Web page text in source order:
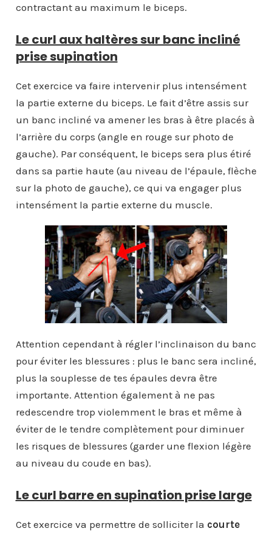
contractant au maximum le biceps.
Le curl aux haltères sur banc incliné
prise supination
Cet exercice va faire intervenir plus intensément
la partie externe du biceps. Le fait d’être assis sur
un banc incliné va amener les bras à être placés à
l’arrière du corps (angle en rouge sur photo de
gauche). Par conséquent, le biceps sera plus étiré
dans sa partie haute (au niveau de l’épaule, flèche
sur la photo de gauche), ce qui va engager plus
intensément la partie externe du muscle.
Attention cependant à régler l’inclinaison du banc
pour éviter les blessures : plus le banc sera incliné,
plus la souplesse de tes épaules devra être
importante. Attention également à ne pas
redescendre trop violemment le bras et même à
éviter de le tendre complètement pour diminuer
les risques de blessures (garder une flexion légère
au niveau du coude en bas).
Le curl barre en supination prise large
Cet exercice va permettre de solliciter la courte